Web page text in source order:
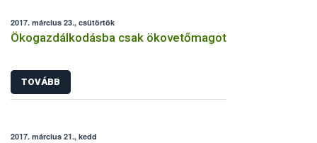
2017. március 23., csütörtök
Ökogazdálkodásba csak ökovetőmagot
TOVÁBB
2017. március 21., kedd